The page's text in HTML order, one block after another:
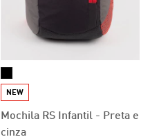
NEW
Mochila RS Infantil - Preta e
cinza